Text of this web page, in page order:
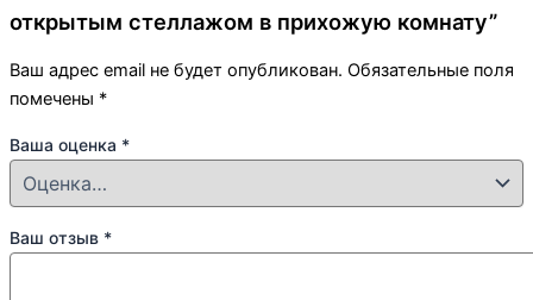
открытым стеллажом в прихожую комнату”
Ваш адрес email не будет опубликован. Обязательные поля
помечены *
Ваша оценка *
Ваш отзыв *